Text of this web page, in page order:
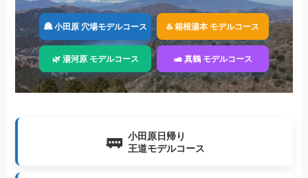
🏯 小田原 穴場モデルコース ♨️ 箱根湯本 モデルコース
🌿 湯河原 モデルコース 🛥️ 真鶴 モデルコース
🚃 小田原日帰り
王道モデルコース